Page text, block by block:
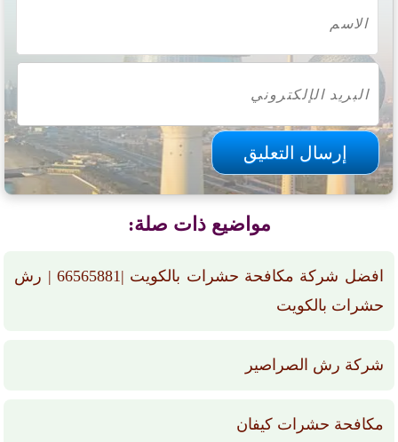
مواضيع ذات صلة:
افضل شركة مكافحة حشرات بالكويت |66565881 | رش
حشرات بالكويت
شركة رش الصراصير
مكافحة حشرات كيفان